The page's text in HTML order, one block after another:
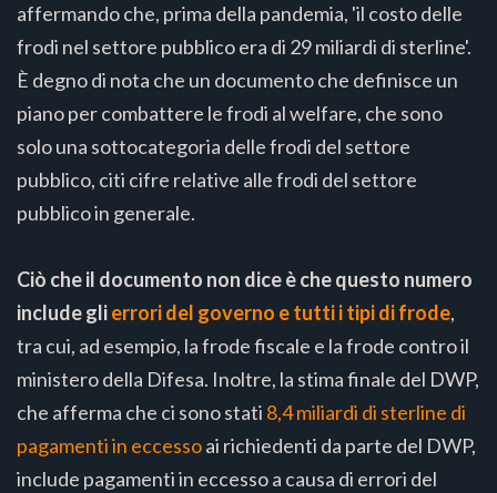
affermando che, prima della pandemia, 'il costo delle
frodi nel settore pubblico era di 29 miliardi di sterline'.
È degno di nota che un documento che definisce un
piano per combattere le frodi al welfare, che sono
solo una sottocategoria delle frodi del settore
pubblico, citi cifre relative alle frodi del settore
pubblico in generale.
Ciò che il documento non dice è che questo numero
include glierrori del governo e tutti i tipi di frode,
tra cui, ad esempio, la frode fiscale e la frode contro il
ministero della Difesa. Inoltre, la stima finale del DWP,
che afferma che ci sono stati 8,4 miliardi di sterline di
pagamenti in eccessoai richiedenti da parte del DWP,
include pagamenti in eccesso a causa di errori del